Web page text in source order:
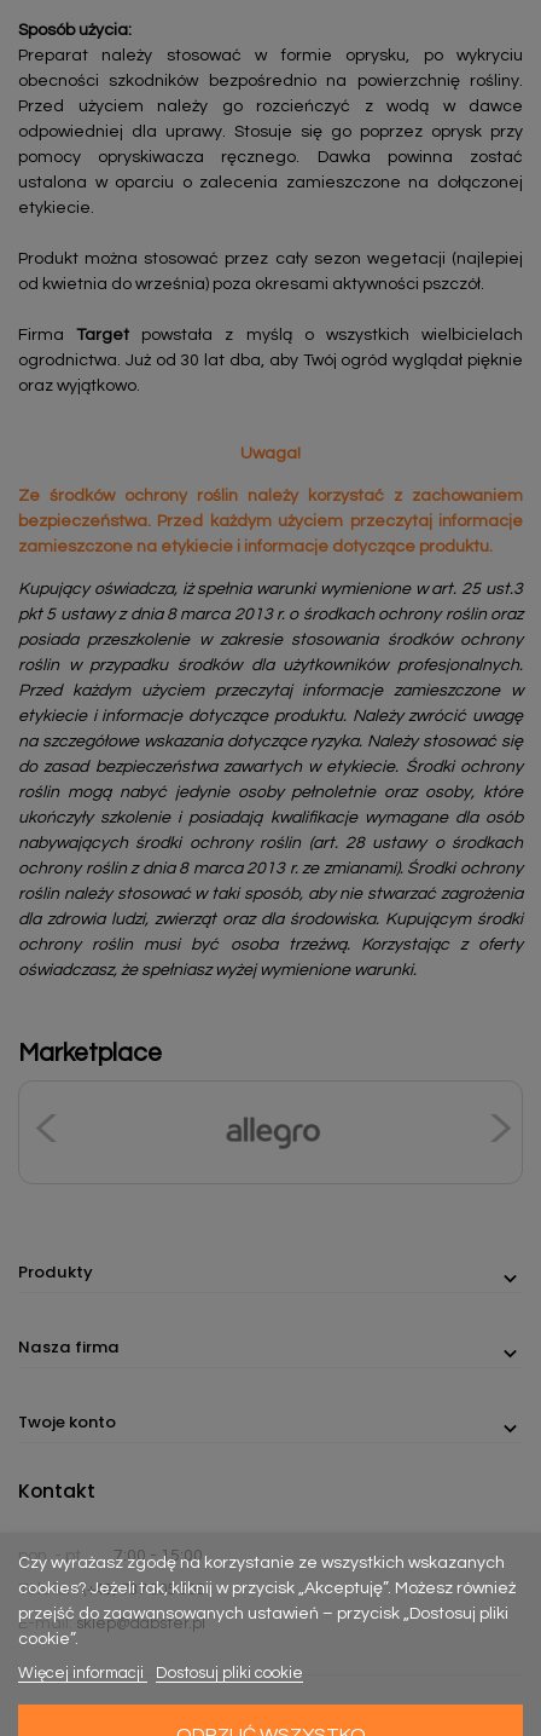
Sposób użycia:
Preparat należy stosować w formie oprysku, po wykryciu
obecności szkodników bezpośrednio na powierzchnię rośliny.
Przed użyciem należy go rozcieńczyć z wodą w dawce
odpowiedniej dla uprawy. Stosuje się go poprzez oprysk przy
pomocy opryskiwacza ręcznego. Dawka powinna zostać
ustalona w oparciu o zalecenia zamieszczone na dołączonej
etykiecie.
Produkt można stosować przez cały sezon wegetacji (najlepiej
od kwietnia do września) poza okresami aktywności pszczół.
FirmaTarget powstała z myślą o wszystkich wielbicielach
ogrodnictwa. Już od 30 lat dba, aby Twój ogród wyglądał pięknie
oraz wyjątkowo.
Uwaga!
Ze środków ochrony roślin należy korzystać z zachowaniem
bezpieczeństwa. Przed każdym użyciem przeczytaj informacje
zamieszczone na etykiecie i informacje dotyczące produktu.
Kupujący oświadcza, iż spełnia warunki wymienione w art. 25 ust.3
pkt 5 ustawy z dnia 8 marca 2013 r. o środkach ochrony roślin oraz
posiada przeszkolenie w zakresie stosowania środków ochrony
roślin w przypadku środków dla użytkowników profesjonalnych.
Przed każdym użyciem przeczytaj informacje zamieszczone w
etykiecie i informacje dotyczące produktu. Należy zwrócić uwagę
na szczegółowe wskazania dotyczące ryzyka. Należy stosować się
do zasad bezpieczeństwa zawartych w etykiecie. Środki ochrony
roślin mogą nabyć jedynie osoby pełnoletnie oraz osoby, które
ukończyły szkolenie i posiadają kwalifikacje wymagane dla osób
nabywających środki ochrony roślin (art. 28 ustawy o środkach
ochrony roślin z dnia 8 marca 2013 r. ze zmianami). Środki ochrony
roślin należy stosować w taki sposób, aby nie stwarzać zagrożenia
dla zdrowia ludzi, zwierząt oraz dla środowiska. Kupującym środki
ochrony roślin musi być osoba trzeźwą. Korzystając z oferty
oświadczasz, że spełniasz wyżej wymienione warunki.
Marketplace
Produkty
Nasza firma
Twoje konto
Czy wyrażasz zgodę na korzystanie ze wszystkich wskazanych
cookies? Jeżeli tak, kliknij w przycisk „Akceptuję”. Możesz również
przejść do zaawansowanych ustawień – przycisk „Dostosuj pliki
cookie”.
Więcej informacji
Dostosuj pliki cookie
Kontakt
pon. - pt.
7:00 - 15:00
Telefon:(+48) 737 305 306
E-mail: sklep@dabster.pl